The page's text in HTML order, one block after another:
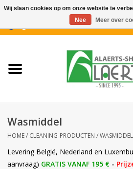
Nieuwigheden
Confiserie
Wasmiddel
HOME/ CLEANING-PRODUCTEN /WASMIDDEL
Levering België, Nederland en
aanvraag) GRATIS VANAF 195 € -
Wij slaan cookies op om onze website te
Nee
Meer over